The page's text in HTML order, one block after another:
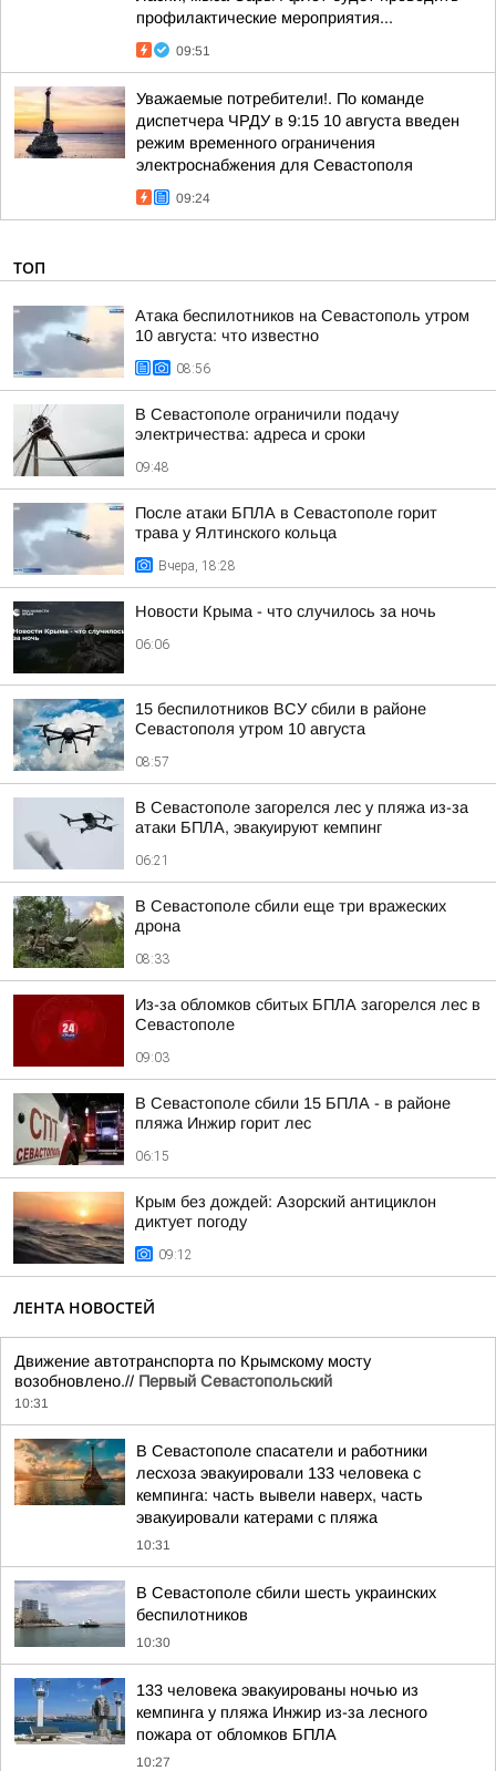
профилактические мероприятия...
09:51
Уважаемые потребители!. По команде
диспетчера ЧРДУ в 9:15 10 августа введен
режим временного ограничения
электроснабжения для Севастополя
09:24
ТОП
Атака беспилотников на Севастополь утром
10 августа: что известно
08:56
В Севастополе ограничили подачу
электричества: адреса и сроки
09:48
После атаки БПЛА в Севастополе горит
трава у Ялтинского кольца
Вчера, 18:28
Новости Крыма - что случилось за ночь
06:06
15 беспилотников ВСУ сбили в районе
Севастополя утром 10 августа
08:57
В Севастополе загорелся лес у пляжа из-за
атаки БПЛА, эвакуируют кемпинг
06:21
В Севастополе сбили еще три вражеских
дрона
08:33
Из-за обломков сбитых БПЛА загорелся лес в
Севастополе
09:03
В Севастополе сбили 15 БПЛА - в районе
пляжа Инжир горит лес
06:15
Крым без дождей: Азорский антициклон
диктует погоду
09:12
ЛЕНТА НОВОСТЕЙ
Движение автотранспорта по Крымскому мосту
возобновлено.// Первый Севастопольский
10:31
В Севастополе спасатели и работники
лесхоза эвакуировали 133 человека с
кемпинга: часть вывели наверх, часть
эвакуировали катерами с пляжа
10:31
В Севастополе сбили шесть украинских
беспилотников
10:30
133 человека эвакуированы ночью из
кемпинга у пляжа Инжир из-за лесного
пожара от обломков БПЛА
10:27